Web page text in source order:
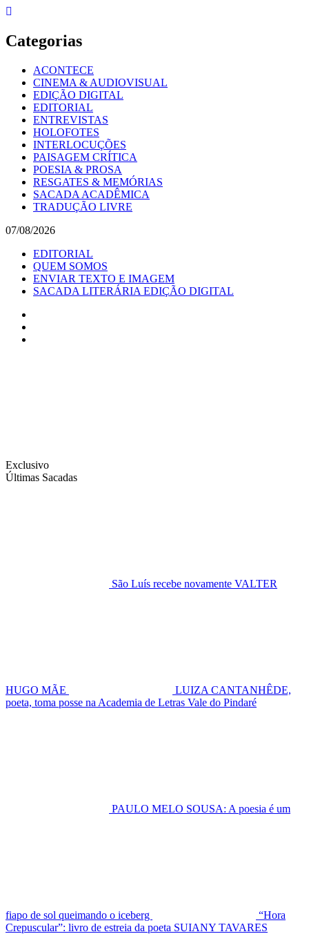
Skip
content
Categorias
ACONTECE
CINEMA & AUDIOVISUAL
EDIÇÃO DIGITAL
EDITORIAL
ENTREVISTAS
HOLOFOTES
INTERLOCUÇÕES
PAISAGEM CRÍTICA
POESIA & PROSA
RESGATES & MEMÓRIAS
SACADA ACADÊMICA
TRADUÇÃO LIVRE
07/08/2026
EDITORIAL
QUEM SOMOS
ENVIAR TEXTO E IMAGEM
SACADA LITERÁRIA EDIÇÃO DIGITAL
Exclusivo
Últimas Sacadas
São Luís recebe novamente VALTER
HUGO MÃE
LUIZA CANTANHÊDE,
poeta, toma posse na Academia de Letras Vale do Pindaré
PAULO MELO SOUSA: A poesia é um
fiapo de sol queimando o iceberg
“Hora
Crepuscular”: livro de estreia da poeta SUIANY TAVARES